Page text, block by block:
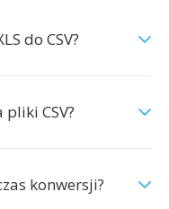
do CSV?
CSV?
konwersji?